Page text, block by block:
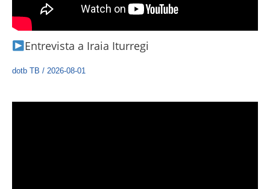
Entrevista a Iraia Iturregi
dotb TB / 2026-08-01